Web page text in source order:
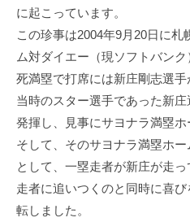
に起こっています。
この珍事は2004年9月20日に
ム対ダイエー（現ソフトバン
死満塁で打席には新庄剛志選手
当時のスター選手であった新
発揮し、見事にサヨナラ満塁ホ
そして、そのサヨナラ満塁ホ
として、一塁走者が新庄が走
走者に追いつくのと同時に喜
転しました。